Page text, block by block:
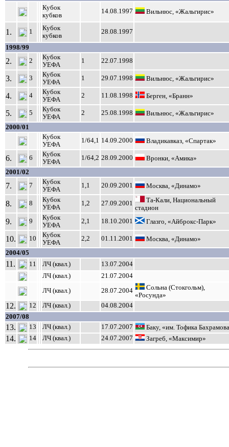
Кубок
кубков
14.08.1997 Вильнюс, «Жальгирис»
1. 1
Кубок
кубков
28.08.1997
1998/99
2. 2
Кубок
УЕФА
1 22.07.1998
3. 3
Кубок
УЕФА
1 29.07.1998 Вильнюс, «Жальгирис»
4. 4
Кубок
УЕФА
2 11.08.1998 Берген, «Бранн»
5. 5
Кубок
УЕФА
2 25.08.1998 Вильнюс, «Жальгирис»
2000/01
Кубок
УЕФА
1/64,1 14.09.2000 Владикавказ, «Спартак»
6. 6
Кубок
УЕФА
1/64,2 28.09.2000 Вронки, «Амика»
2001/02
7. 7
Кубок
УЕФА
1,1 20.09.2001 Москва, «Динамо»
8. 8
Кубок
УЕФА
1,2 27.09.2001
Та-Кали, Национальный
стадион
9. 9
Кубок
УЕФА
2,1 18.10.2001 Глазго, «Айброкс-Парк»
10. 10
Кубок
УЕФА
2,2 01.11.2001 Москва, «Динамо»
2004/05
11. 11 ЛЧ (квал.)
13.07.2004
ЛЧ (квал.)
21.07.2004
ЛЧ (квал.) 28.07.2004
Сольна (Стокгольм),
«Росунда»
12. 12 ЛЧ (квал.) 04.08.2004
2007/08
13. 13 ЛЧ (квал.) 17.07.2007 Баку, «им. Тофика
14. 14 ЛЧ (квал.) 24.07.2007 Загреб, «Максимир»